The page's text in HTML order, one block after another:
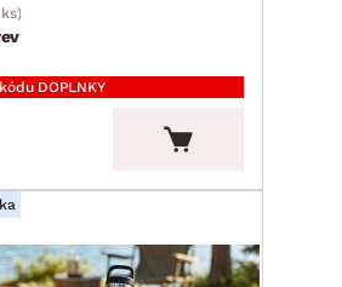
DOPLNKY